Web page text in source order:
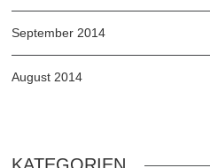
September 2014
August 2014